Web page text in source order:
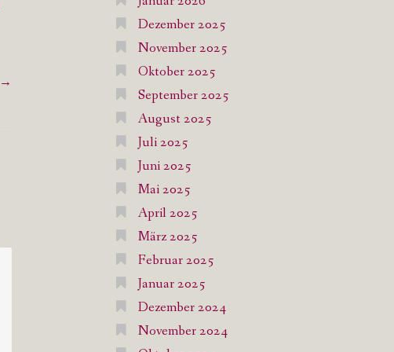
→
Dezember 2025
November 2025
Oktober 2025
September 2025
August 2025
Juli 2025
Juni 2025
Mai 2025
April 2025
März 2025
Februar 2025
Januar 2025
Dezember 2024
November 2024